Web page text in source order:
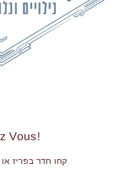
!Dormez Vous
קחו חדר בפריז